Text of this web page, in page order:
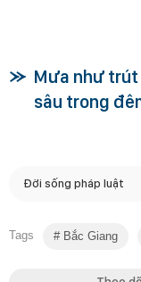
Mưa như trút
sâu trong
Đời sống pháp luật
Tags Bắc Giang